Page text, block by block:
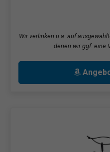
Wir verlinken u.a. auf
denen wir ggf. eine